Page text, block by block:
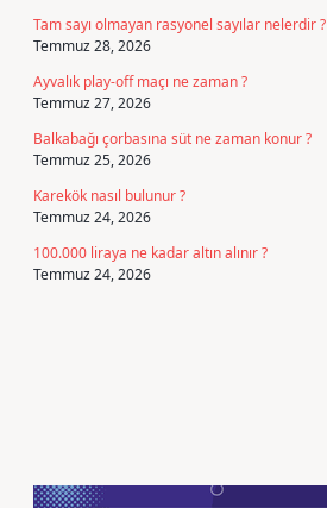
Tam sayı olmayan rasyonel sayılar nelerdir ?
Temmuz 28, 2026
Ayvalık play-off maçı ne zaman ?
Temmuz 27, 2026
Balkabağı çorbasına süt ne zaman konur ?
Temmuz 25, 2026
Karekök nasıl bulunur ?
Temmuz 24, 2026
100.000 liraya ne kadar altın alınır ?
Temmuz 24, 2026